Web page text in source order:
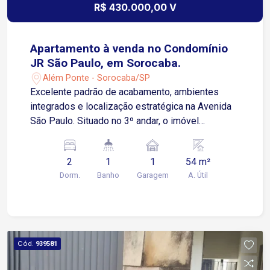
R$ 430.000,00 V
Apartamento à venda no Condomínio
JR São Paulo, em Sorocaba.
Além Ponte - Sorocaba/SP
Excelente padrão de acabamento, ambientes
integrados e localização estratégica na Avenida
São Paulo. Situado no 3º andar, o imóvel
com integração entre sala, cozinha e varanda,
proporcionando maior amplitude, funcionalidade e
iluminação natural. A sala conta com rack para
armários planejados e cooktop, além de
aquecimento de água a gás. A varanda possui pia,
armários, fechamento em vidro basculante e vista
2
Dorm.
1
Banho
1
Garagem
54 m²
A. Útil
Cód. 939581